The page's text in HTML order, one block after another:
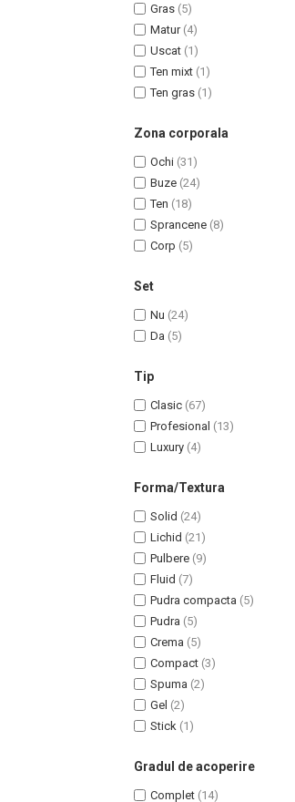
Gras (5)
Matur (4)
Uscat (1)
Ten mixt (1)
Ten gras (1)
Zona corporala
Ochi (31)
Buze (24)
Ten (18)
Sprancene (8)
Corp (5)
Set
Nu (24)
Da (5)
Tip
Clasic (67)
Profesional (13)
Luxury (4)
Forma/Textura
Solid (24)
Lichid (21)
Pulbere (9)
Fluid (7)
Pudra compacta (5)
Pudra (5)
Crema (5)
Compact (3)
Spuma (2)
Gel (2)
Stick (1)
Gradul de acoperire
Complet (14)